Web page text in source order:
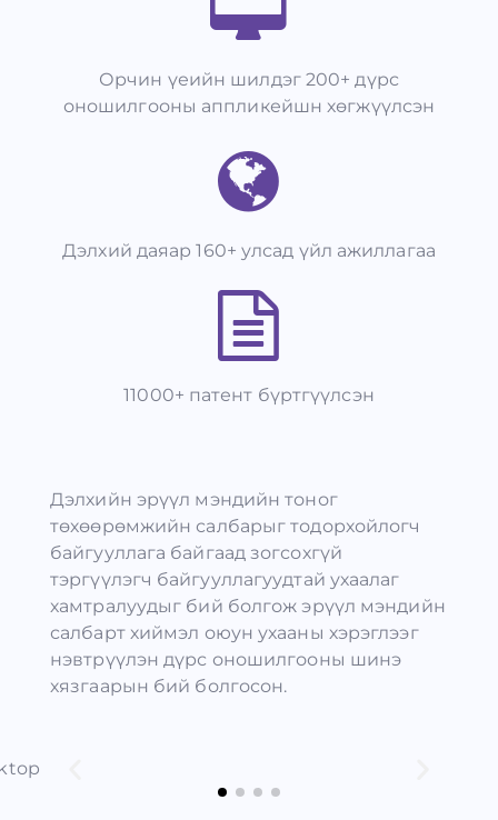
Орчин үеийн шилдэг 200+ дүрс
оношилгооны аппликейшн хөгжүүлсэн
Дэлхий даяар 160+ улсад үйл ажиллагаа
11000+ патент бүртгүүлсэн
Дэлхийн эрүүл мэндийн тоног
төхөөрөмжийн салбарыг тодорхойлогч
байгууллага байгаад зогсохгүй
тэргүүлэгч байгууллагуудтай ухаалаг
хамтралуудыг бий болгож эрүүл мэндийн
салбарт хиймэл оюун ухааны хэрэглээг
нэвтрүүлэн дүрс оношилгооны шинэ
хязгаарын бий болгосон.